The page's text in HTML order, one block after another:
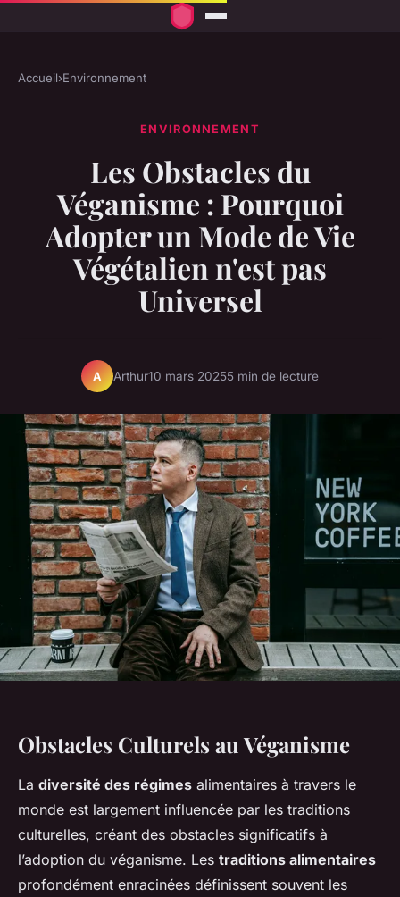
Accueil›Environnement
ENVIRONNEMENT
Les Obstacles du
Véganisme : Pourquoi
Adopter un Mode de Vie
Végétalien n'est pas
Universel
A Arthur10 mars 20255 min de lecture
Obstacles Culturels au Véganisme
La diversité des régimes alimentaires à travers le
monde est largement influencée par les traditions
culturelles, créant des obstacles significatifs à
l’adoption du véganisme. Les traditions alimentaires
profondément enracinées définissent souvent les